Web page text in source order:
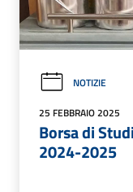
NOTIZIE
25 FEBBRAIO 2025
Borsa di
2024-2025